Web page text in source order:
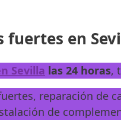
fuertes en
Sevilla las 24 horas,
reparación de
de